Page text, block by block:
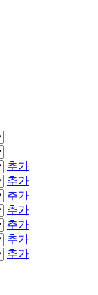
추가
추가
추가
추가
추가
추가
추가